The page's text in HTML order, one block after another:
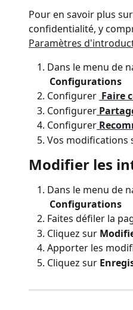
Pour en savoir plus
confidentialité, y
Paramètres
Dans le menu de
Configurations
Configurer Faire
Configurer
Configurer
Vos modifications
Modifier les
Dans le menu de
Configurations
Faites défiler la
Cliquez sur
Apporter les
Cliquez sur